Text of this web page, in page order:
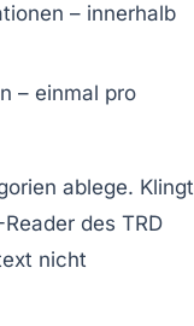
– innerhalb
– einmal pro
ablege. Klingt
des TRD
nicht